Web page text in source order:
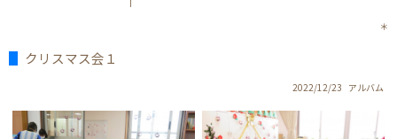
＊
クリスマス会１
2022/12/23 アルバム